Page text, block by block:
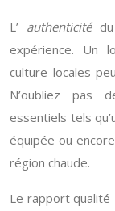
L’ authenticité
expérience. Un
culture locales
N’oubliez pas
essentiels tels
équipée ou
région chaude.
Le rapport